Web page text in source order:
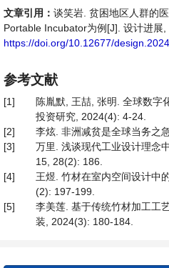
文章引用： 谈笑岩. 贫困地区人群的
Portable Incubator为例[J]. 设计进展
https://doi.org/10.12677/
参考文献
[1]
陈胤默, 王喆, 张明. 全球数字
投资研究, 2024(4): 4-24.
[2]
李炫. 非洲减贫是全球当务之
[3]
万里. 浅谈现代工业设计理念
15, 28(2): 186.
[4]
王煜. 竹材在室内空间设计中
(2): 197-199.
[5]
李美莲. 基于传统竹材加工工
装, 2024(3): 180-184.